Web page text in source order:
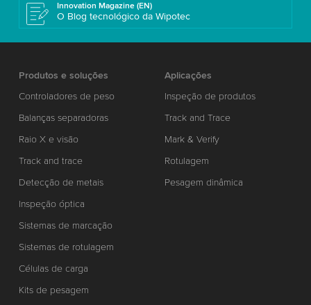
Innovation Magazine (EN)
O Blog tecnológico da Wipotec
Produtos e soluções
Controladores de peso
Balanças separadoras
Raio X e visão
Track and trace
Detecção de metais
Inspeção óptica
Sistemas de marcação
Sistemas de rotulagem
Células de carga
Kits de pesagem
Aplicações
Inspeção de produtos
Track and Trace
Mark & Verify
Rotulagem
Pesagem dinâmica